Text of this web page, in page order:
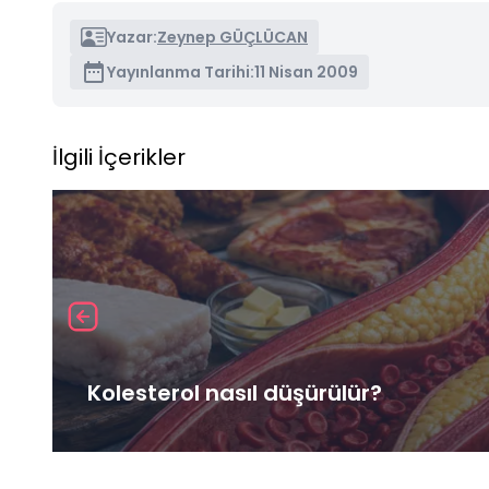
Yazar:Zeynep GÜÇLÜCAN
Yayınlanma Tarihi:11 Nisan 2009
İlgili İçerikler
Kolesterol nasıl düşürülür?